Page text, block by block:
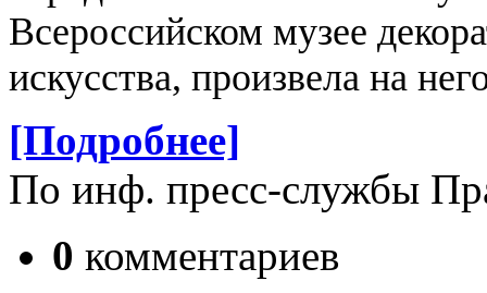
Всероссийском музее
искусства, произвела на
[Подробнее]
По инф. пресс-службы
0 комментариев